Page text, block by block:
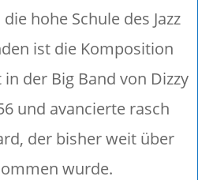
hohe Schule des Jazz
ist die Komposition
der Big Band von Dizzy
und avancierte rasch
der bisher weit über
wurde.